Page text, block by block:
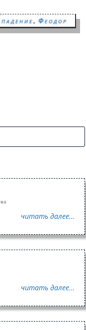
падение, Феодор
читать далее...
читать далее...